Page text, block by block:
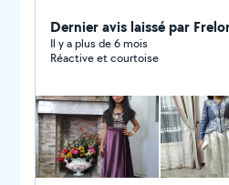
suis là pour vous aider ! Mes Spécialités : - Couture
Traditionnelle Maghrébine :
qui célèbrent notre héritage
internationaux, adaptées à
& Robe de Soirée : Pour
confectionne des robes sur
en valeur. - Tailleurs sur
professionnel,
Dernier avis laissé par
Il y a plus de 6 mois
Réactive et courtoise